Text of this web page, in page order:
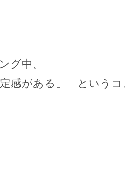
グ中、
定感がある」 という